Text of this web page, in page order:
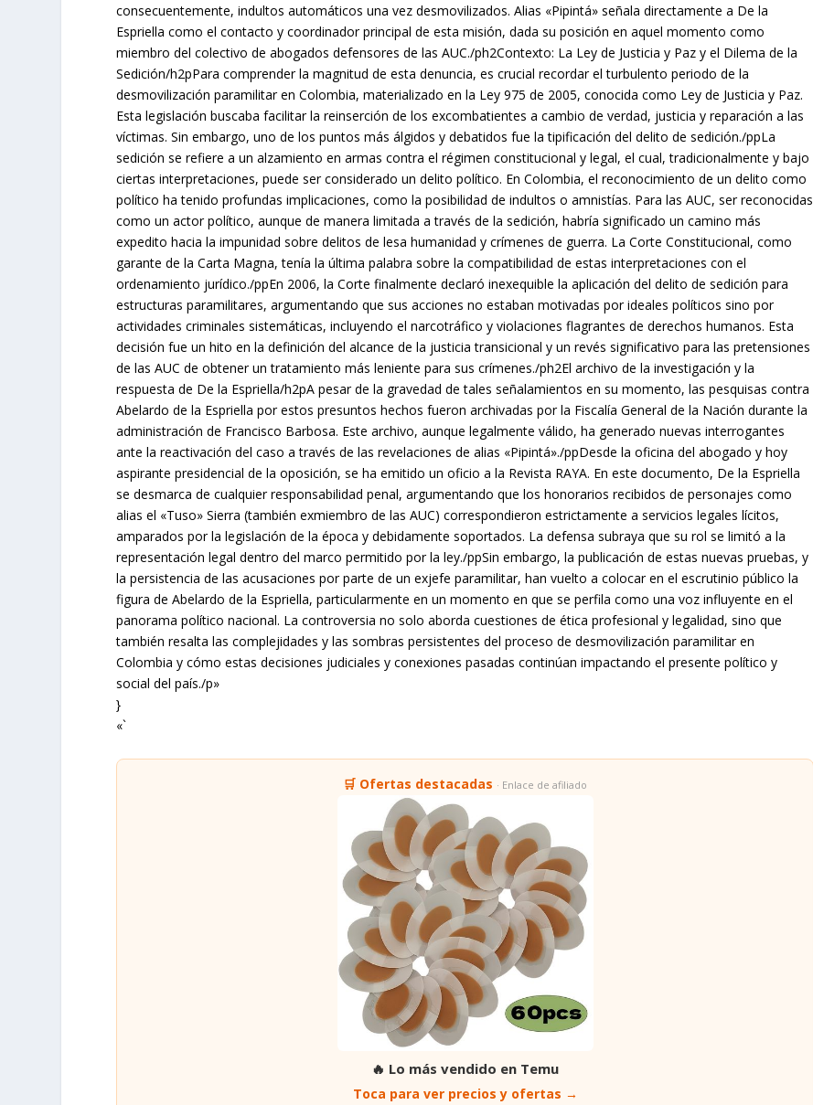
consecuentemente, indultos automáticos una vez desmovilizados. Alias «Pipintá» señala directamente a De la
Espriella como el contacto y coordinador principal de esta misión, dada su posición en aquel momento como
miembro del colectivo de abogados defensores de las AUC./ph2Contexto: La Ley de Justicia y Paz y el Dilema de la
Sedición/h2pPara comprender la magnitud de esta denuncia, es crucial recordar el turbulento periodo de la
desmovilización paramilitar en Colombia, materializado en la Ley 975 de 2005, conocida como Ley de Justicia y Paz.
Esta legislación buscaba facilitar la reinserción de los excombatientes a cambio de verdad, justicia y reparación a las
víctimas. Sin embargo, uno de los puntos más álgidos y debatidos fue la tipificación del delito de sedición./ppLa
sedición se refiere a un alzamiento en armas contra el régimen constitucional y legal, el cual, tradicionalmente y bajo
ciertas interpretaciones, puede ser considerado un delito político. En Colombia, el reconocimiento de un delito como
político ha tenido profundas implicaciones, como la posibilidad de indultos o amnistías. Para las AUC, ser reconocidas
como un actor político, aunque de manera limitada a través de la sedición, habría significado un camino más
expedito hacia la impunidad sobre delitos de lesa humanidad y crímenes de guerra. La Corte Constitucional, como
garante de la Carta Magna, tenía la última palabra sobre la compatibilidad de estas interpretaciones con el
ordenamiento jurídico./ppEn 2006, la Corte finalmente declaró inexequible la aplicación del delito de sedición para
estructuras paramilitares, argumentando que sus acciones no estaban motivadas por ideales políticos sino por
actividades criminales sistemáticas, incluyendo el narcotráfico y violaciones flagrantes de derechos humanos. Esta
decisión fue un hito en la definición del alcance de la justicia transicional y un revés significativo para las pretensiones
de las AUC de obtener un tratamiento más leniente para sus crímenes./ph2El archivo de la investigación y la
respuesta de De la Espriella/h2pA pesar de la gravedad de tales señalamientos en su momento, las pesquisas contra
Abelardo de la Espriella por estos presuntos hechos fueron archivadas por la Fiscalía General de la Nación durante la
administración de Francisco Barbosa. Este archivo, aunque legalmente válido, ha generado nuevas interrogantes
ante la reactivación del caso a través de las revelaciones de alias «Pipintá»./ppDesde la oficina del abogado y hoy
aspirante presidencial de la oposición, se ha emitido un oficio a la Revista RAYA. En este documento, De la Espriella
se desmarca de cualquier responsabilidad penal, argumentando que los honorarios recibidos de personajes como
alias el «Tuso» Sierra (también exmiembro de las AUC) correspondieron estrictamente a servicios legales lícitos,
amparados por la legislación de la época y debidamente soportados. La defensa subraya que su rol se limitó a la
representación legal dentro del marco permitido por la ley./ppSin embargo, la publicación de estas nuevas pruebas, y
la persistencia de las acusaciones por parte de un exjefe paramilitar, han vuelto a colocar en el escrutinio público la
figura de Abelardo de la Espriella, particularmente en un momento en que se perfila como una voz influyente en el
panorama político nacional. La controversia no solo aborda cuestiones de ética profesional y legalidad, sino que
también resalta las complejidades y las sombras persistentes del proceso de desmovilización paramilitar en
Colombia y cómo estas decisiones judiciales y conexiones pasadas continúan impactando el presente político y
social del país./p»
}
«`
🛒 Ofertas destacadas · Enlace de afiliado
🔥 Lo más vendido en Temu
Toca para ver precios y ofertas →